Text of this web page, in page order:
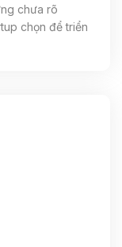
chưa rõ
chọn để triển